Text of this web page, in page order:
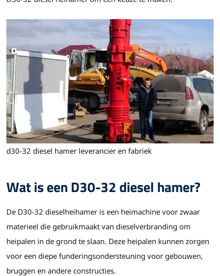
d30-32 diesel hamer leverancier en fabriek
Wat is een D30-32 diesel hamer?
De D30-32 dieselheihamer is een heimachine voor zwaar
materieel die gebruikmaakt van dieselverbranding om
heipalen in de grond te slaan. Deze heipalen kunnen zorgen
voor een diepe funderingsondersteuning voor gebouwen,
bruggen en andere constructies.